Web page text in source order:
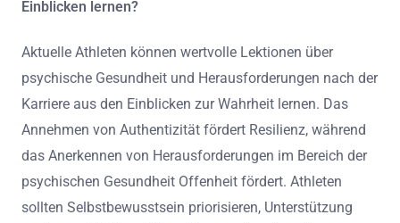
Einblicken lernen?
Aktuelle Athleten können wertvolle Lektionen über
psychische Gesundheit und Herausforderungen nach der
Karriere aus den Einblicken zur Wahrheit lernen. Das
Annehmen von Authentizität fördert Resilienz, während
das Anerkennen von Herausforderungen im Bereich der
psychischen Gesundheit Offenheit fördert. Athleten
sollten Selbstbewusstsein priorisieren, Unterstützung